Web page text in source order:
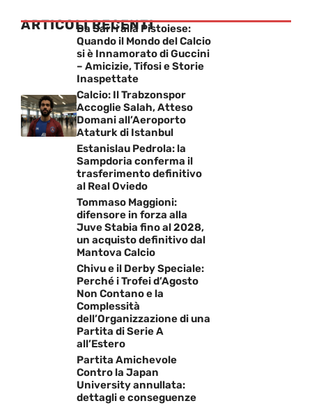
ARTICOLI RECENTI
Da Sarri alla Pistoiese:
Quando il Mondo del Calcio
si è Innamorato di Guccini
– Amicizie, Tifosi e Storie
Inaspettate
Calcio: Il Trabzonspor
Accoglie Salah, Atteso
Domani all’Aeroporto
Ataturk di Istanbul
Estanislau Pedrola: la
Sampdoria conferma il
trasferimento definitivo
al Real Oviedo
Tommaso Maggioni:
difensore in forza alla
Juve Stabia fino al 2028,
un acquisto definitivo dal
Mantova Calcio
Chivu e il Derby Speciale:
Perché i Trofei d’Agosto
Non Contano e la
Complessità
dell’Organizzazione di una
Partita di Serie A
all’Estero
Partita Amichevole
Contro la Japan
University annullata:
dettagli e conseguenze